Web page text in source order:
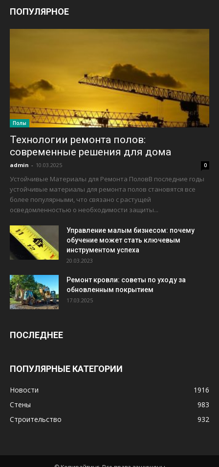
ПОПУЛЯРНОЕ
Полы
Технологии ремонта полов:
современные решения для дома
admin - 10.03.2025 0
Устойчивые Материалы для Ремонта ПоловВ последние годы
устойчивые материалы для ремонта полов становятся все
более популярными, что связано с растущей
осведомленностью о необходимости защиты...
Управление малым бизнесом: почему
обучение может стать ключевым
инструментом успеха
20.03.2023
Ремонт кровли: советы по уходу за
обновленным покрытием
17.03.2025
ПОСЛЕДНЕЕ
ПОПУЛЯРНЫЕ КАТЕГОРИИ
Новости
1916
Стены
983
Строительство
932